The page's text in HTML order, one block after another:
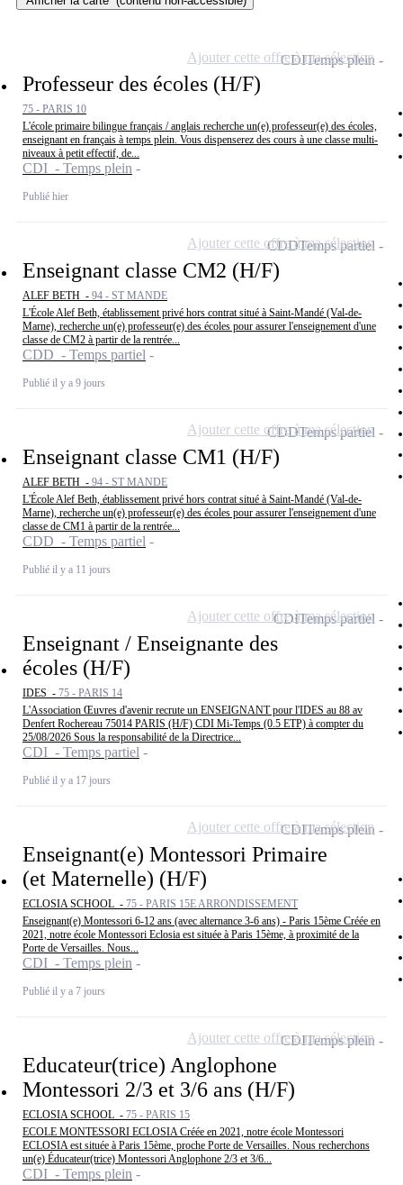
Professeur des écoles (H/F)
75 - PARIS 10
L'école primaire bilingue français / anglais recherche un(e) professeur(e) des écoles,
enseignant en français à temps plein. Vous dispenserez des cours à une classe multi-
niveaux à petit effectif, de...
CDI - Temps plein
Publié hier
CDITemps plein
Ajouter cette offre à ma sélection
Enseignant classe CM2 (H/F)
ALEF BETH - 94 - ST MANDE
L'École Alef Beth, établissement privé hors contrat situé à Saint-Mandé (Val-de-
Marne), recherche un(e) professeur(e) des écoles pour assurer l'enseignement d'une
classe de CM2 à partir de la rentrée...
CDD - Temps partiel
Publié il y a 9 jours
CDDTemps partiel
Ajouter cette offre à ma sélection
Enseignant classe CM1 (H/F)
ALEF BETH - 94 - ST MANDE
L'École Alef Beth, établissement privé hors contrat situé à Saint-Mandé (Val-de-
Marne), recherche un(e) professeur(e) des écoles pour assurer l'enseignement d'une
classe de CM1 à partir de la rentrée...
CDD - Temps partiel
Publié il y a 11 jours
CDDTemps partiel
Ajouter cette offre à ma sélection
Enseignant / Enseignante des
écoles (H/F)
IDES - 75 - PARIS 14
L'Association Œuvres d'avenir recrute un ENSEIGNANT pour l'IDES au 88 av
Denfert Rochereau 75014 PARIS (H/F) CDI Mi-Temps (0.5 ETP) à compter du
25/08/2026 Sous la responsabilité de la Directrice...
CDI - Temps partiel
Publié il y a 17 jours
CDITemps partiel
Ajouter cette offre à ma sélection
Enseignant(e) Montessori Primaire
(et Maternelle) (H/F)
ECLOSIA SCHOOL - 75 - PARIS 15E ARRONDISSEMENT
Enseignant(e) Montessori 6-12 ans (avec alternance 3-6 ans) - Paris 15ème Créée en
2021, notre école Montessori Eclosia est située à Paris 15ème, à proximité de la
Porte de Versailles. Nous...
CDI - Temps plein
Publié il y a 7 jours
CDITemps plein
Ajouter cette offre à ma sélection
Educateur(trice) Anglophone
Montessori 2/3 et 3/6 ans (H/F)
ECLOSIA SCHOOL - 75 - PARIS 15
ECOLE MONTESSORI ECLOSIA Créée en 2021, notre école Montessori
ECLOSIA est située à Paris 15ème, proche Porte de Versailles. Nous recherchons
un(e) Éducateur(trice) Montessori Anglophone 2/3 et 3/6...
CDI - Temps plein
CDITemps plein
Ajouter cette offre à ma sélection